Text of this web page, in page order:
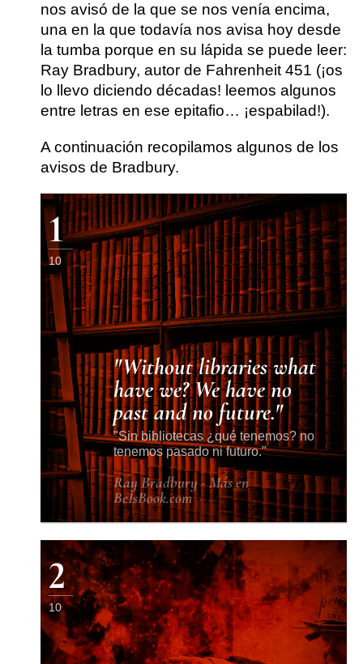
nos avisó de la que se nos venía encima,
una en la que todavía nos avisa hoy desde
la tumba porque en su lápida se puede leer:
Ray Bradbury, autor de Fahrenheit 451 (¡os
lo llevo diciendo décadas! leemos algunos
entre letras en ese epitafio… ¡espabilad!).
A continuación recopilamos algunos de los
avisos de Bradbury.
1
10
Without libraries what
have we? We have no
past and no future.
Sin bibliotecas ¿qué tenemos? no
tenemos pasado ni futuro.
Ray Bradbury - Más en
BeIsBook.com
2
10